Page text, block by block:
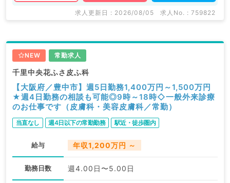
求人更新日 : 2026/08/05 求人No. : 759822
NEW 常勤求人
千里中央花ふさ皮ふ科
【大阪府／豊中市】週5日勤務1,400万円～1,500万円
★週4日勤務の相談も可能◎9時～18時◇一般外来診療
のお仕事です（皮膚科・美容皮膚科／常勤）
当直なし 週4日以下の常勤勤務 駅近・徒歩圏内
給与 年収1,200万円 ～
勤務日数 週4.00日〜5.00日